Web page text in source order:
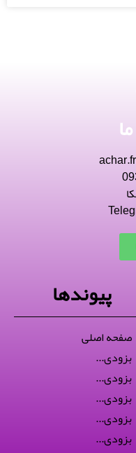
پیوندها
صفحه اصلی
بزودی...
بزودی...
بزودی...
بزودی...
بزودی...